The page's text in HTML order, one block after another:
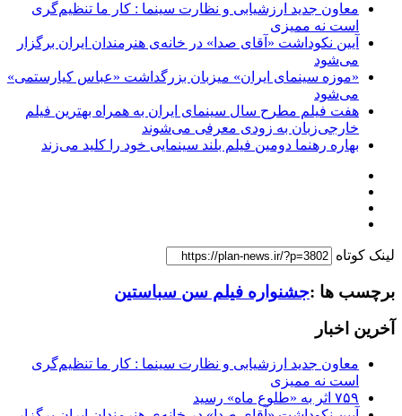
معاون جدید ارزشیابی و نظارت سینما : کار ما تنظیم‌گری
است نه ممیزی
آیین نکوداشت «آقای صدا» در خانه‌ی هنرمندان ایران برگزار
می‌شود
«موزه سینمای ایران» میزبان بزرگداشت «عباس کیارستمی»
می‌شود
هفت فیلم مطرح سال سینمای ایران به همراه بهترین فیلم
خارجی‌زبان به زودی معرفی می‌شوند
بهاره رهنما دومین فیلم بلند سینمایی خود را کلید می‌زند
لینک کوتاه
برچسب ها :جشنواره فیلم سن سباستین
آخرین اخبار
معاون جدید ارزشیابی و نظارت سینما : کار ما تنظیم‌گری
است نه ممیزی
۷۵۹ اثر به «طلوع ماه» رسید